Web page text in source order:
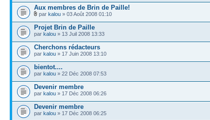
Aux membres de Brin de Paille!
par kalou » 03 Août 2008 01:10
Projet Brin de Paille
par kalou » 13 Juil 2008 13:33
Cherchons rédacteurs
par kalou » 17 Juin 2008 13:10
bientot....
par kalou » 22 Déc 2008 07:53
Devenir membre
par kalou » 17 Déc 2008 06:26
Devenir membre
par kalou » 17 Déc 2008 06:25